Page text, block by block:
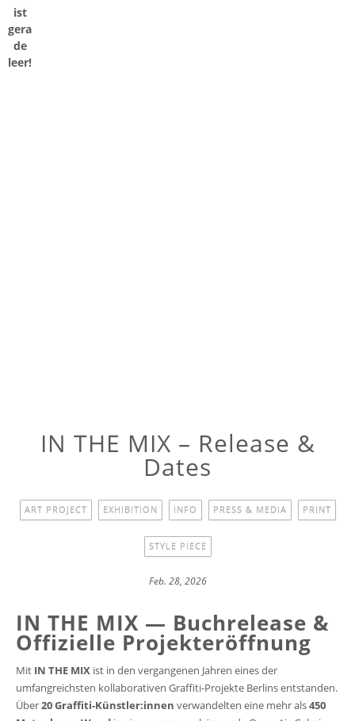
ist
gera
de
leer!
IN THE MIX – Release &
Dates
ART PROJECT EXHIBITION INFO PRESS & MEDIA PRINT
STYLE PIECE
Feb. 28, 2026
IN THE MIX — Buchrelease &
Offizielle Projekteröffnung
Mit IN THE MIX ist in den vergangenen Jahren eines der
umfangreichsten kollaborativen Graffiti-Projekte Berlins entstanden.
Über20 Graffiti-Künstler:innen verwandelten eine mehr als450